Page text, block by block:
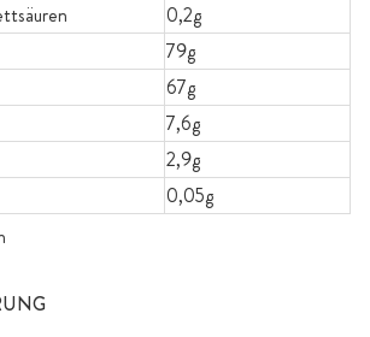
0,2g
79g
67g
7,6g
2,9g
0,05g